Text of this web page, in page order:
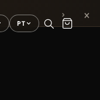
› ×
PT